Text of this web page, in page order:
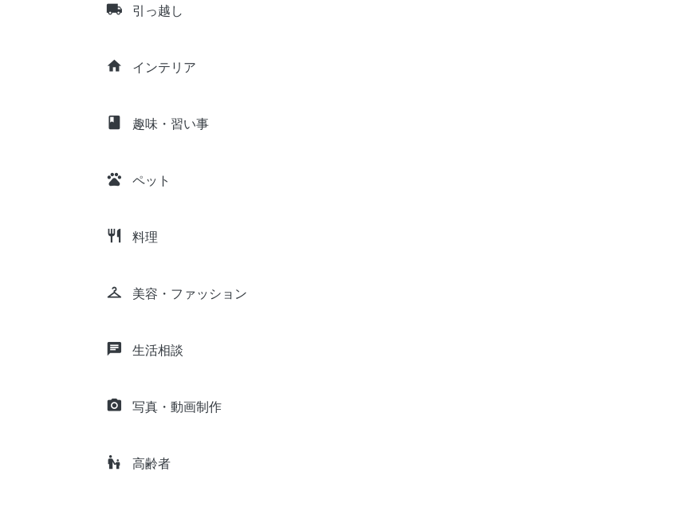
local_shipping 引っ越し
home インテリア
class 趣味・習い事
pets ペット
restaurant 料理
checkroom 美容・ファッション
chat 生活相談
camera_alt 写真・動画制作
escalator_warning 高齢者